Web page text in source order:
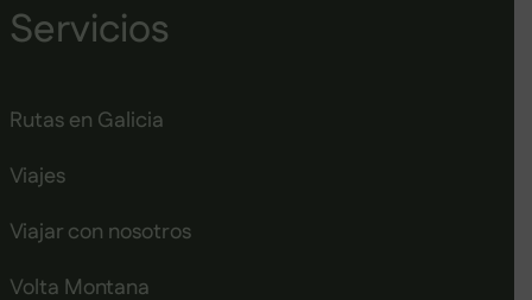
Servicios
Rutas en Galicia
Viajes
Viajar con nosotros
Volta Montana